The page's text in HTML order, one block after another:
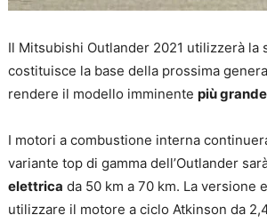
Il Mitsubishi Outlander 2021 utilizzerà la
costituisce la base della prossima
rendere il modello imminente più
I motori a combustione interna
variante top di gamma dell’Outlander
elettrica da 50 km a 70 km. La
utilizzare il motore a ciclo Atkinson da